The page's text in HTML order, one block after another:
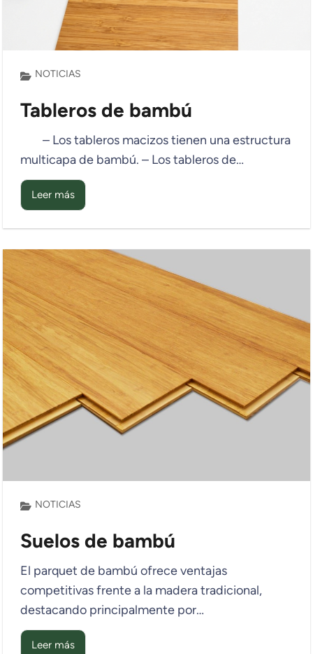
NOTICIAS
Tableros de bambú
– Los tableros macizos tienen una estructura
multicapa de bambú. – Los tableros de…
Leer más
NOTICIAS
Suelos de bambú
El parquet de bambú ofrece ventajas
competitivas frente a la madera tradicional,
destacando principalmente por…
Leer más